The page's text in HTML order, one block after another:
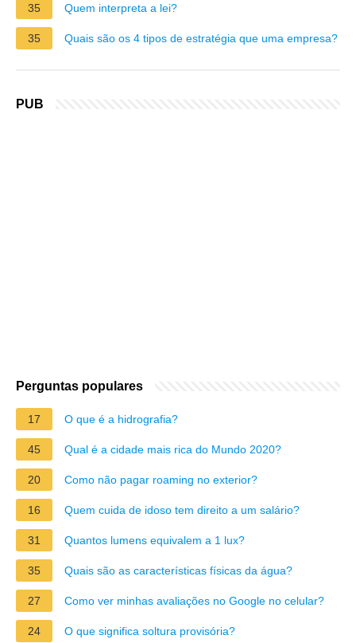
35 Quem interpreta a lei?
35 Quais são os 4 tipos de estratégia que uma empresa?
PUB
Perguntas populares
17 O que é a hidrografia?
45 Qual é a cidade mais rica do Mundo 2020?
20 Como não pagar roaming no exterior?
16 Quem cuida de idoso tem direito a um salário?
31 Quantos lumens equivalem a 1 lux?
35 Quais são as características físicas da água?
27 Como ver minhas avaliações no Google no celular?
24 O que significa soltura provisória?